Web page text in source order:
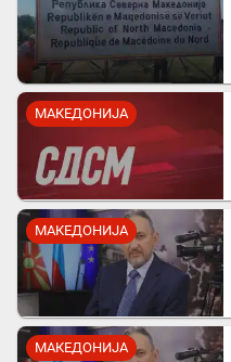
МАКЕДОНИЈА
МАКЕДОНИЈА
МАКЕДОНИЈА